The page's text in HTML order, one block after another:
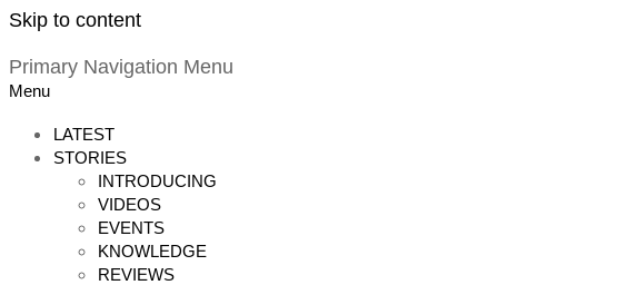
Skip to content
Primary Navigation Menu
Menu
LATEST
STORIES
INTRODUCING
VIDEOS
EVENTS
KNOWLEDGE
REVIEWS